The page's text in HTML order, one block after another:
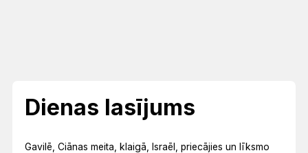
Dienas lasījums
Gavilē, Ciānas meita, klaigā, Israēl, priecājies un līksmo